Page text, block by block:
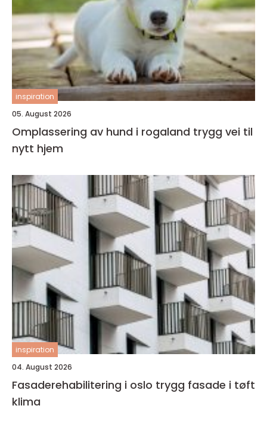
inspiration
05. August 2026
Omplassering av hund i rogaland trygg vei til
nytt hjem
inspiration
04. August 2026
Fasaderehabilitering i oslo trygg fasade i tøft
klima